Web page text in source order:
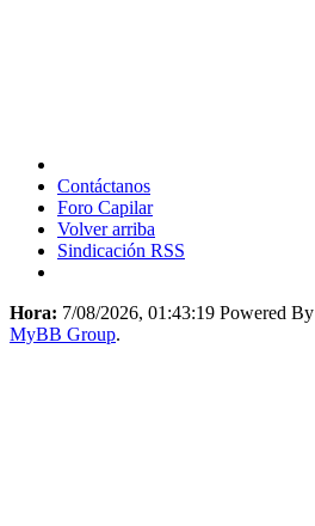
Contáctanos
Foro Capilar
Volver arriba
Sindicación RSS
Hora: 7/08/2026, 01:43:19 Powered By
MyBB Group.